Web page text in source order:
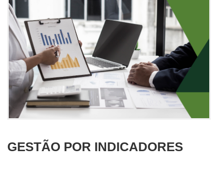
GESTÃO POR INDICADORES